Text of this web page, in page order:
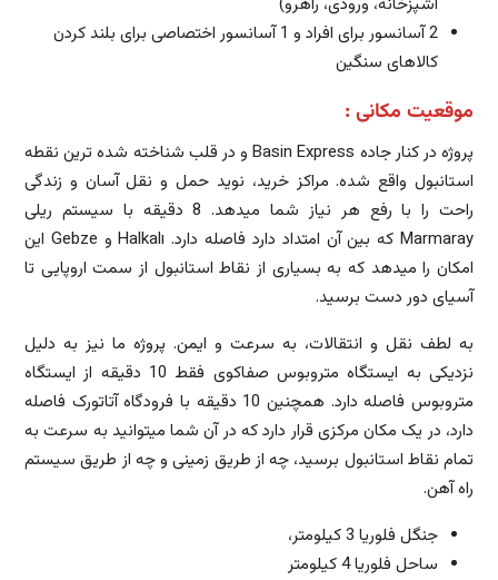
آشپزخانه، ورودی، راهرو)
2 آسانسور برای افراد و 1 آسانسور اختصاصی برای بلند کردن
کالاهای سنگین
موقعیت مکانی :
پروژه در کنار جاده Basin Express و در قلب شناخته شده ترین نقطه
استانبول واقع شده. مراکز خرید، نوید حمل و نقل آسان و زندگی
راحت را با رفع هر نیاز شما میدهد. 8 دقیقه با سیستم ریلی
Marmaray که بین آن امتداد دارد فاصله دارد. Halkalı و Gebze این
امکان را میدهد که به بسیاری از نقاط استانبول از سمت اروپایی تا
آسیای دور دست برسید.
به لطف نقل و انتقالات، به سرعت و ایمن. پروژه ما نیز به دلیل
نزدیکی به ایستگاه متروبوس صفاکوی فقط 10 دقیقه از ایستگاه
متروبوس فاصله دارد. همچنین 10 دقیقه با فرودگاه آتاتورک فاصله
دارد، در یک مکان مرکزی قرار دارد که در آن شما میتوانید به سرعت به
تمام نقاط استانبول برسید، چه از طریق زمینی و چه از طریق سیستم
راه آهن.
جنگل فلوریا 3 کیلومتر،
ساحل فلوریا 4 کیلومتر